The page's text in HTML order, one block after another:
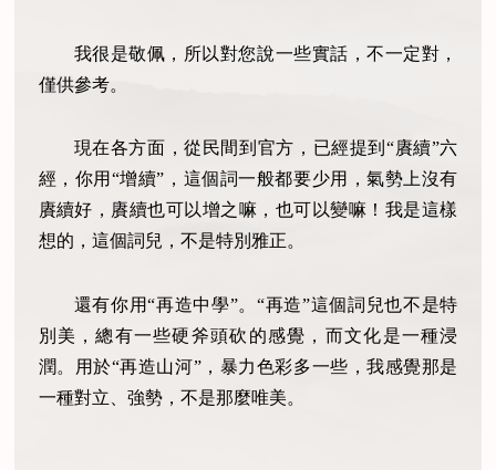
我很是敬佩，所以對您說一些實話，不一定對，
僅供參考。
現在各方面，從民間到官方，已經提到“賡續”六
經，你用“增續”，這個詞一般都要少用，氣勢上沒有
賡續好，賡續也可以增之嘛，也可以變嘛！我是這樣
想的，這個詞兒，不是特別雅正。
還有你用“再造中學”。“再造”這個詞兒也不是特
別美，總有一些硬斧頭砍的感覺，而文化是一種浸
潤。用於“再造山河”，暴力色彩多一些，我感覺那是
一種對立、強勢，不是那麼唯美。